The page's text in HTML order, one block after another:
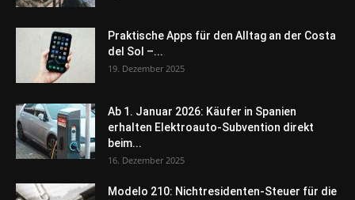
Praktische Apps für den Alltag an der Costa
del Sol –...
19. Dezember 2025
Ab 1. Januar 2026: Käufer in Spanien
erhalten Elektroauto-Subvention direkt
beim...
16. Dezember 2025
Modelo 210: Nichtresidenten-Steuer für die